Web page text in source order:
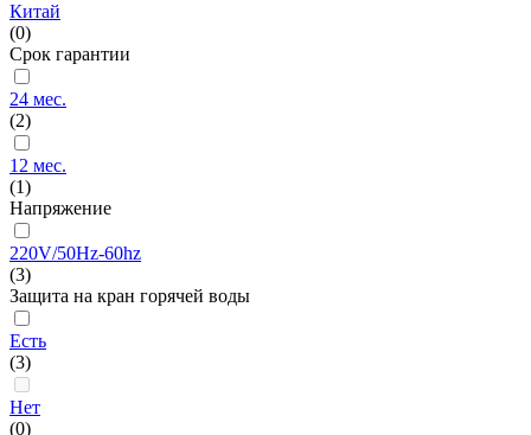
Китай
(0)
Срок гарантии
24 мес.
(2)
12 мес.
(1)
Напряжение
220V/50Hz-60hz
(3)
Защита на кран горячей воды
Есть
(3)
Нет
(0)